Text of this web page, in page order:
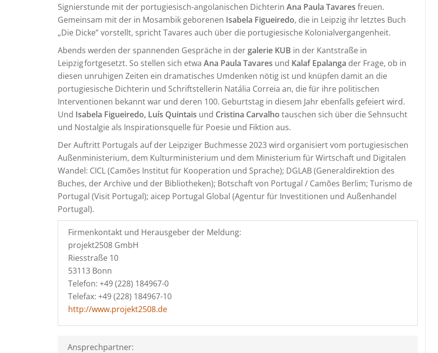
Signierstunde mit der portugiesisch-angolanischen Dichterin Ana Paula Tavares freuen.
Gemeinsam mit der in Mosambik geborenen Isabela Figueiredo, die in Leipzig ihr letztes Buch
„Die Dicke” vorstellt, spricht Tavares auch über die portugiesische Kolonialvergangenheit.
Abends werden der spannenden Gespräche in der galerie KUB in der Kantstraße in
Leipzig fortgesetzt. So stellen sich etwa Ana Paula Tavares und Kalaf Epalanga der Frage, ob in
diesen unruhigen Zeiten ein dramatisches Umdenken nötig ist und knüpfen damit an die
portugiesische Dichterin und Schriftstellerin Natália Correia an, die für ihre politischen
Interventionen bekannt war und deren 100. Geburtstag in diesem Jahr ebenfalls gefeiert wird.
Und Isabela Figueiredo, Luís Quintais und Cristina Carvalho tauschen sich über die Sehnsucht
und Nostalgie als Inspirationsquelle für Poesie und Fiktion aus.
Der Auftritt Portugals auf der Leipziger Buchmesse 2023 wird organisiert vom portugiesischen
Außenministerium, dem Kulturministerium und dem Ministerium für Wirtschaft und Digitalen
Wandel: CICL (Camões Institut für Kooperation und Sprache); DGLAB (Generaldirektion des
Buches, der Archive und der Bibliotheken); Botschaft von Portugal / Camões Berlim; Turismo de
Portugal (Visit Portugal); aicep Portugal Global (Agentur für Investitionen und Außenhandel
Portugal).
Firmenkontakt und Herausgeber der Meldung:
projekt2508 GmbH
Riesstraße 10
53113 Bonn
Telefon: +49 (228) 184967-0
Telefax: +49 (228) 184967-10
http://www.projekt2508.de
Ansprechpartner: